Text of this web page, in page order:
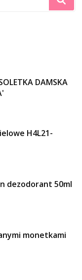
DAMSKA
H4L21-
dezodorant 50ml
monetkami